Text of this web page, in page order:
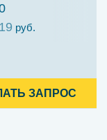
руб.
ЗАПРОС